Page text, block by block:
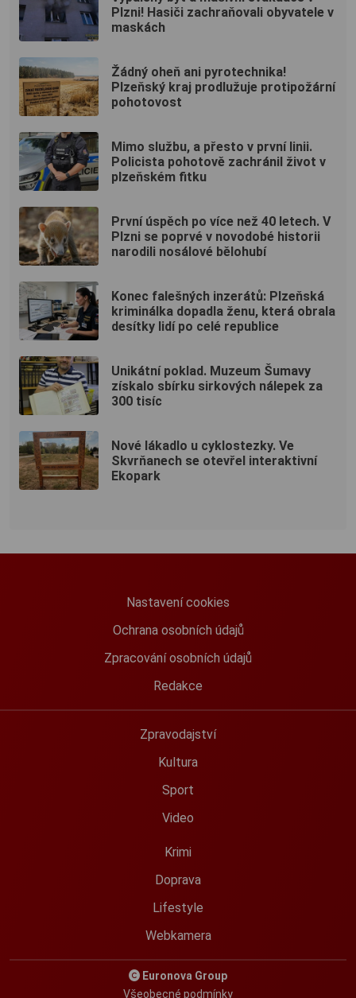
Plzni! Hasiči zachraňovali obyvatele v
maskách
Žádný oheň ani pyrotechnika!
Plzeňský kraj prodlužuje protipožární
pohotovost
Mimo službu, a přesto v první linii.
Policista pohotově zachránil život v
plzeňském fitku
První úspěch po více než 40 letech. V
Plzni se poprvé v novodobé historii
narodili nosálové bělohubí
Konec falešných inzerátů: Plzeňská
kriminálka dopadla ženu, která obrala
desítky lidí po celé republice
Unikátní poklad. Muzeum Šumavy
získalo sbírku sirkových nálepek za
300 tisíc
Nové lákadlo u cyklostezky. Ve
Skvrňanech se otevřel interaktivní
Ekopark
Nastavení cookies
Ochrana osobních údajů
Zpracování osobních údajů
Redakce
Zpravodajství
Kultura
Sport
Video
Krimi
Doprava
Lifestyle
Webkamera
Euronova Group
Všeobecné podmínky